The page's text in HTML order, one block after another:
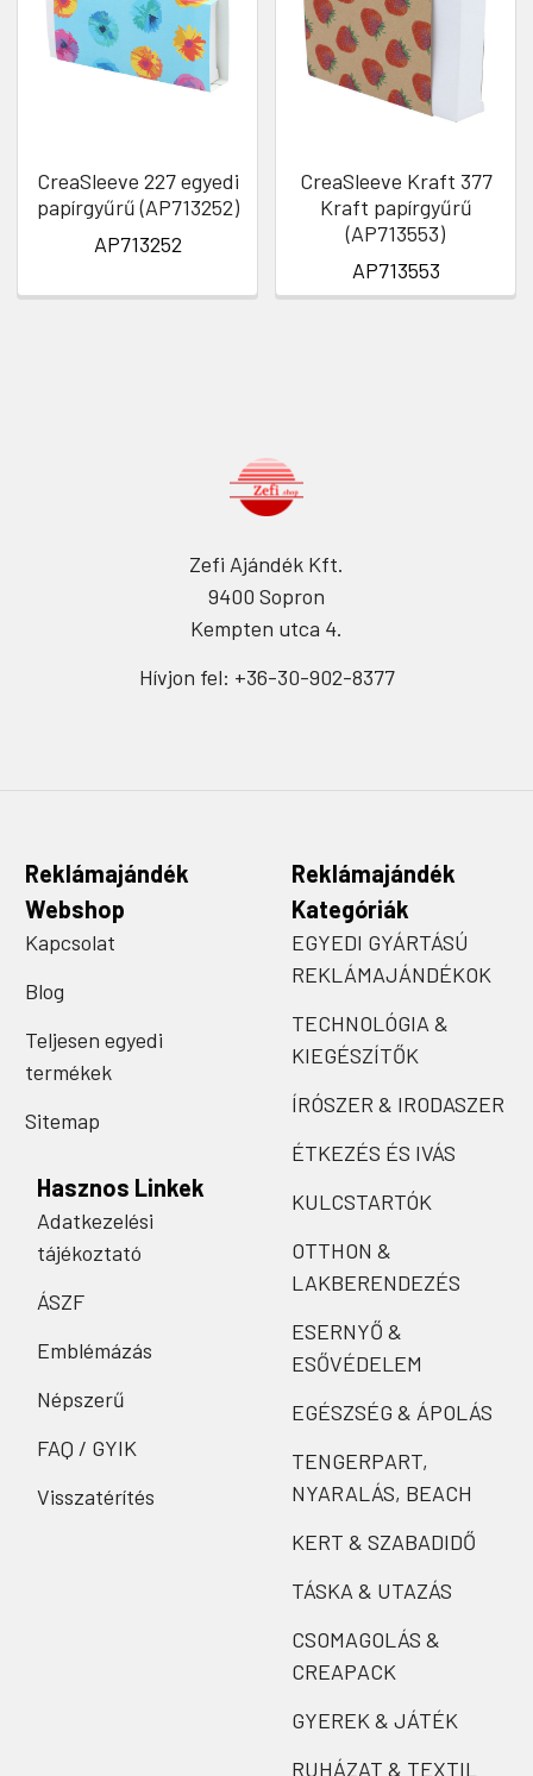
CreaSleeve 227 egyedi
papírgyűrű (AP713252)
AP713252
CreaSleeve Kraft 377
Kraft papírgyűrű
(AP713553)
AP713553
Zefi Ajándék Kft.
9400 Sopron
Kempten utca 4.
Hívjon fel: +36-30-902-8377
Reklámajándék
Webshop
Kapcsolat
Blog
Teljesen egyedi
termékek
Sitemap
Hasznos Linkek
Adatkezelési
tájékoztató
ÁSZF
Emblémázás
Népszerű
FAQ / GYIK
Visszatérítés
Reklámajándék
Kategóriák
EGYEDI GYÁRTÁSÚ
REKLÁMAJÁNDÉKOK
TECHNOLÓGIA &
KIEGÉSZÍTŐK
ÍRÓSZER & IRODASZER
ÉTKEZÉS ÉS IVÁS
KULCSTARTÓK
OTTHON &
LAKBERENDEZÉS
ESERNYŐ &
ESŐVÉDELEM
EGÉSZSÉG & ÁPOLÁS
TENGERPART,
NYARALÁS, BEACH
KERT & SZABADIDŐ
TÁSKA & UTAZÁS
CSOMAGOLÁS &
CREAPACK
GYEREK & JÁTÉK
RUHÁZAT & TEXTIL